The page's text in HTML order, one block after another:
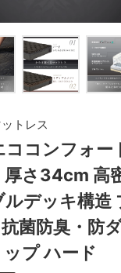
ココンフォー
さ34cm 高
デッキ構造
菌防臭・防
プ ハード
トレス